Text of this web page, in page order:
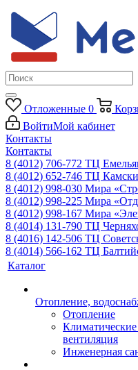
Отложенные 0
ВойтиМой кабинет
Контакты
Контакты
8 (4012) 706-772 ТЦ
8 (4012) 652-746 ТЦ
8 (4012) 998-030 Мира
8 (4012) 998-225 Мира
8 (4012) 998-167 Мира
8 (4014) 131-790 ТЦ
8 (4016) 142-506 ТЦ
8 (4014) 566-162 ТЦ
Каталог
Отопление,
Отопление
вентиляция
Инженерная